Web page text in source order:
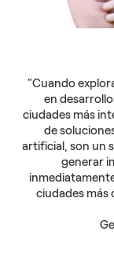
"Cuando
en
ciudades más
de
artificial, son un
generar
ciudades más